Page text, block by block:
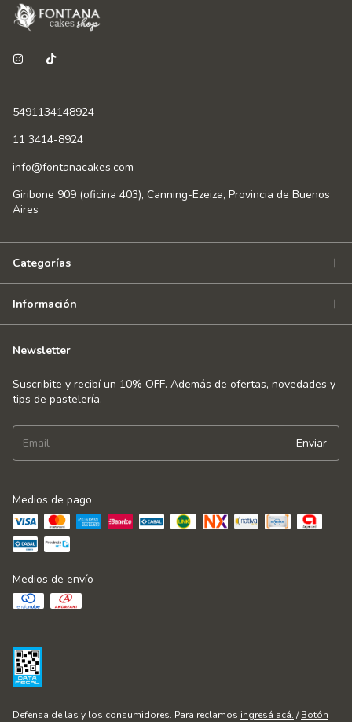
5491134148924
11 3414-8924
info@fontanacakes.com
Giribone 909 (oficina 403), Canning-Ezeiza, Provincia de Buenos
Aires
Categorías
Información
Newsletter
Suscribite y recibí un 10% OFF. Además de ofertas, novedades y
tips de pastelería.
Medios de pago
Medios de envío
Defensa de las y los consumidores. Para reclamos ingresá acá. / Botón